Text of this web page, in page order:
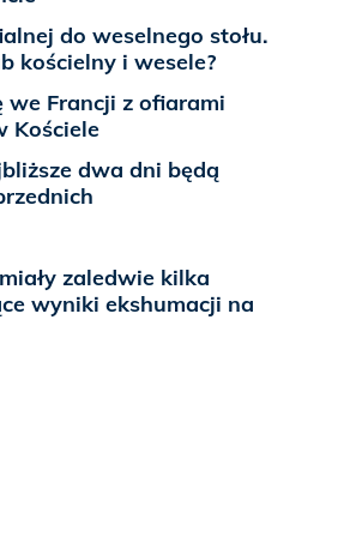
do weselnego stołu.
kościelny i wesele?
we Francji z ofiarami
Kościele
dwa dni będą
zaledwie kilka
wyniki ekshumacji na